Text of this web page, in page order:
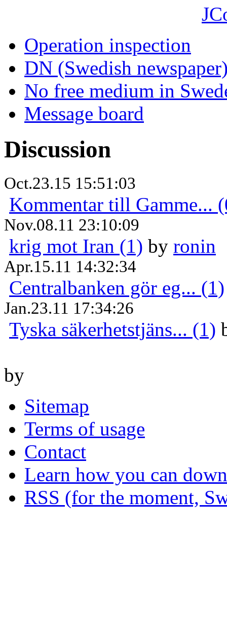
Operation inspection
DN (Swedish
No free medium in
Message board
Discussion
Oct.23.15 15:51:03
Kommentar till Gamme...
Nov.08.11 23:10:09
krig mot Iran (1) by ronin
Apr.15.11 14:32:34
Centralbanken gör eg... (1)
Jan.23.11 17:34:26
Tyska säkerhetstjäns... (1)
by
Sitemap
Terms of usage
Contact
Learn how you can
RSS (for the moment,